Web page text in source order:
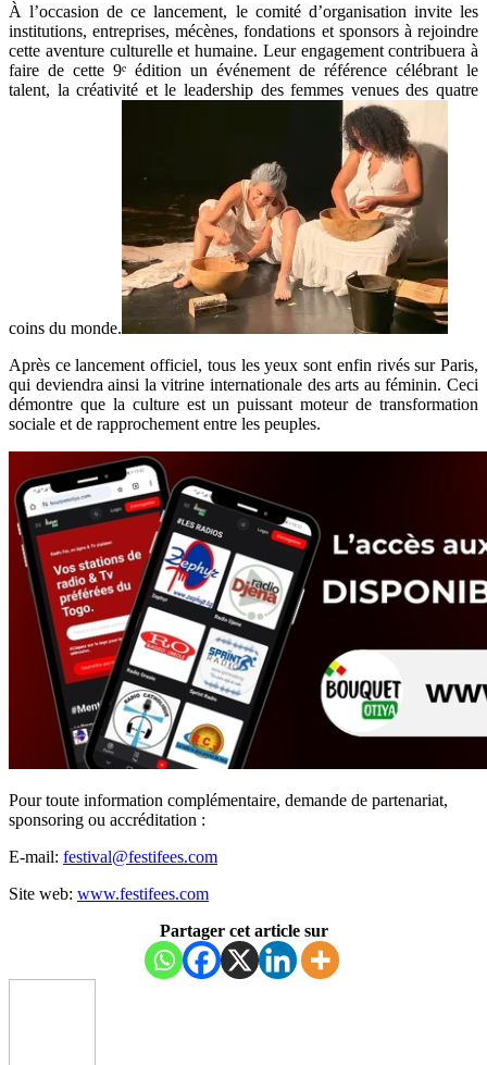
À l’occasion de ce lancement, le comité d’organisation invite les
institutions, entreprises, mécènes, fondations et sponsors à rejoindre
cette aventure culturelle et humaine. Leur engagement contribuera à
faire de cette 9ᵉ édition un événement de référence célébrant le
talent, la créativité et le leadership des femmes venues des quatre
coins du monde.
Après ce lancement officiel, tous les yeux sont enfin rivés sur Paris,
qui deviendra ainsi la vitrine internationale des arts au féminin. Ceci
démontre que la culture est un puissant moteur de transformation
sociale et de rapprochement entre les peuples.
Pour toute information complémentaire, demande de partenariat,
sponsoring ou accréditation :
E-mail: festival@festifees.com
Site web: www.festifees.com
Partager cet article sur